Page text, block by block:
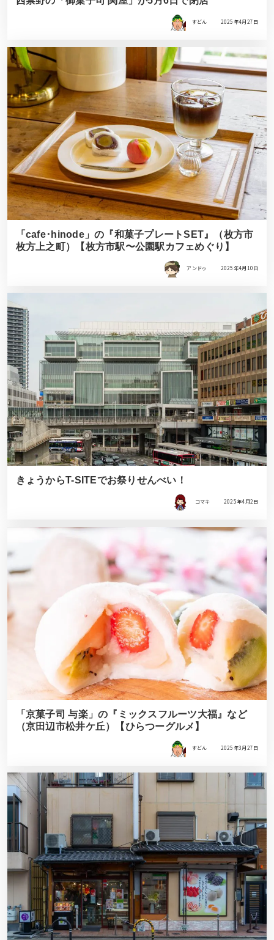
すどん 2025年4月27日
「cafe･hinode」の『和菓子プレートSET』（枚方市
枚方上之町）【枚方市駅〜公園駅カフェめぐり】
アンドゥ 2025年4月10日
きょうからT-SITEでお祭りせんべい！
コマキ 2025年4月2日
「京菓子司 与楽」の『ミックスフルーツ大福』など
（京田辺市松井ケ丘）【ひらつーグルメ】
すどん 2025年3月27日